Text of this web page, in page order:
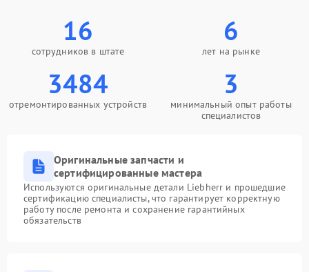
16
сотрудников в штате
6
лет на рынке
3484
отремонтированных устройств
3
минимальный опыт работы
специалистов
Оригинальные запчасти и
сертифицированные мастера
Используются оригинальные детали Liebherr и прошедшие
сертификацию специалисты, что гарантирует корректную
работу после ремонта и сохранение гарантийных
обязательств